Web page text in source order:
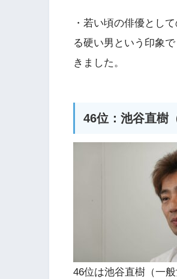
・若い頃の俳優とし
る硬い男という印象
きました。
46位：池谷直樹
46位は池谷直樹（一般